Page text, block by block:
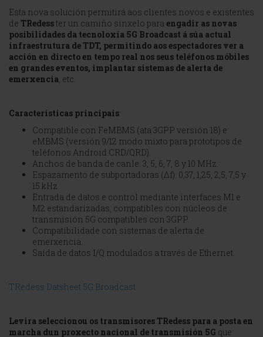
Esta nova solución permitirá aos clientes novos e existentes
de TRedesster un camiño sinxelo para engadir as novas
posibilidades da tecnoloxía 5G Broadcast á súa actual
infraestrutura de TDT, permitindo aos espectadores ver a
acción en directo en tempo real nos seus teléfonos móbiles
en grandes eventos, implantar sistemas de alerta de
emerxencia, etc.
Características principais:
Compatible con FeMBMS (ata 3GPP versión 18) e
eMBMS (versión 9/12 modo mixto para prototipos de
teléfonos Android CRD/QRD).
Anchos de banda de canle: 3, 5, 6, 7, 8 y 10 MHz.
Espazamento de subportadoras (Δf): 0,37, 1,25, 2,5, 7,5 y
15 kHz.
Entrada de datos e control mediante interfaces M1 e
M2 estandarizadas, compatibles con núcleos de
transmisión 5G compatibles con 3GPP.
Compatibilidade con sistemas de alerta de
emerxencia.
Saída de datos I/Q modulados a través de Ethernet.
TRedess Datsheet 5G Broadcast
Levira seleccionou os transmisores TRedess para a posta en
marcha dun proxecto nacional de transmisión 5G que